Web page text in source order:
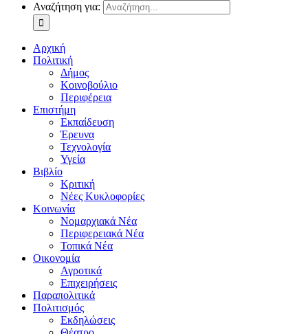
Αναζήτηση για:
Αρχική
Πολιτική
Δήμος
Κοινοβούλιο
Περιφέρεια
Επιστήμη
Εκπαίδευση
Έρευνα
Τεχνολογία
Υγεία
Βιβλίο
Κριτική
Νέες Κυκλοφορίες
Κοινωνία
Νομαρχιακά Νέα
Περιφερειακά Νέα
Τοπικά Νέα
Οικονομία
Αγροτικά
Επιχειρήσεις
Παραπολιτικά
Πολιτισμός
Εκδηλώσεις